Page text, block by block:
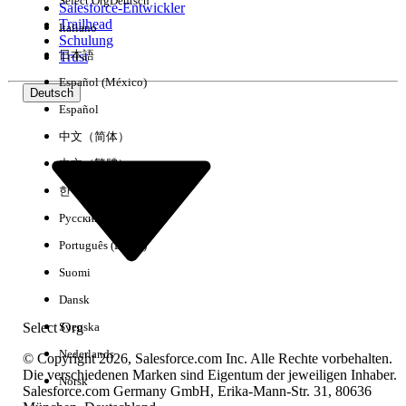
Erfahrung
Keine Ergebnisse
Salesforce-Entwickler
Trailhead
Schulung
Trust
Deutsch
Select Org
Italiano
日本語
Español (México)
Español
中文（简体）
中文（繁體）
한국어
Русский
Português (Brasil)
Suomi
Dansk
Svenska
Nederlands
Norsk
© Copyright 2026, Salesforce.com Inc. Alle Rechte vorbehalten.
Die verschiedenen Marken sind Eigentum der jeweiligen Inhaber.
Salesforce.com Germany GmbH, Erika-Mann-Str. 31, 80636